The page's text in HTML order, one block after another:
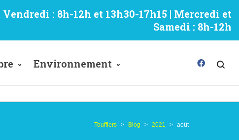
: 8h-12h et 13h30-17h15 | Mercredi et
Samedi : 8h-12h
Environnement
Toufflers > Blog > 2021 > août